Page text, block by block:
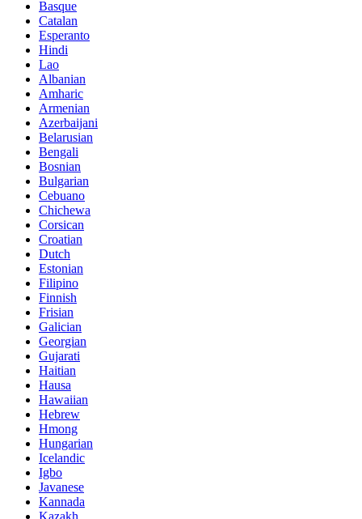
Basque
Catalan
Esperanto
Hindi
Lao
Albanian
Amharic
Armenian
Azerbaijani
Belarusian
Bengali
Bosnian
Bulgarian
Cebuano
Chichewa
Corsican
Croatian
Dutch
Estonian
Filipino
Finnish
Frisian
Galician
Georgian
Gujarati
Haitian
Hausa
Hawaiian
Hebrew
Hmong
Hungarian
Icelandic
Igbo
Javanese
Kannada
Kazakh